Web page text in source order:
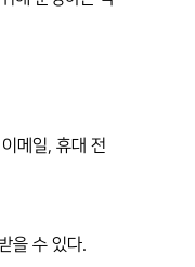
메일, 휴대 전
을 수 있다.